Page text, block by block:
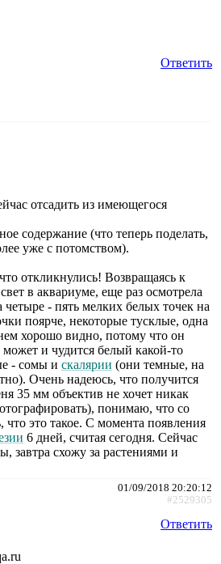
Ответить
отсадить из имеющегося
содержание (что теперь поделать,
уже с потомством).
откликнулись! Возвращаясь к
в аквариуме, еще раз осмотрела
четыре - пять мелких белых точек на
поярче, некоторые тусклые, одна
хорошо видно, потому что он
и чудится белый какой-то
- сомы и скалярии (они темные, на
Очень надеюсь, что получится
35 мм объектив не хочет никак
понимаю, что со
что это такое. С момента появления
6 дней, считая сегодня. Сейчас
завтра схожу за растениями и
01/09/2018 20:20:12
#2529305
Ответить